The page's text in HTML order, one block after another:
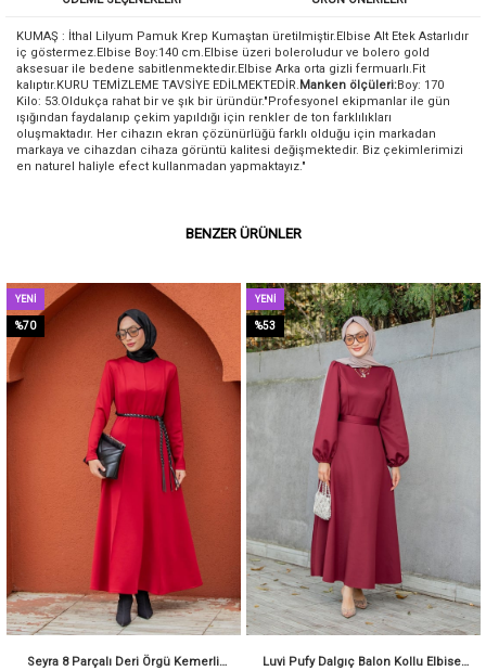
KUMAŞ : İthal Lilyum Pamuk Krep Kumaştan üretilmiştir.Elbise Alt Etek Astarlıdır
iç göstermez.Elbise Boy:140 cm.Elbise üzeri boleroludur ve bolero gold
aksesuar ile bedene sabitlenmektedir.Elbise Arka orta gizli fermuarlı.Fit
kalıptır.KURU TEMİZLEME TAVSİYE EDİLMEKTEDİR.Manken ölçüleri:Boy: 170
Kilo: 53.Oldukça rahat bir ve şık bir üründür."Profesyonel ekipmanlar ile gün
ışığından faydalanıp çekim yapıldığı için renkler de ton farklılıkları
oluşmaktadır. Her cihazın ekran çözünürlüğü farklı olduğu için markadan
markaya ve cihazdan cihaza görüntü kalitesi değişmektedir. Biz çekimlerimizi
en naturel haliyle efect kullanmadan yapmaktayız."
BENZER ÜRÜNLER
Seyra 8 Parçalı Deri Örgü Kemerli
%70
YENI
ÜRÜN
Luvi Pufy Dalgıç Balon Kollu Elbise-
%53
YENI
ÜRÜN